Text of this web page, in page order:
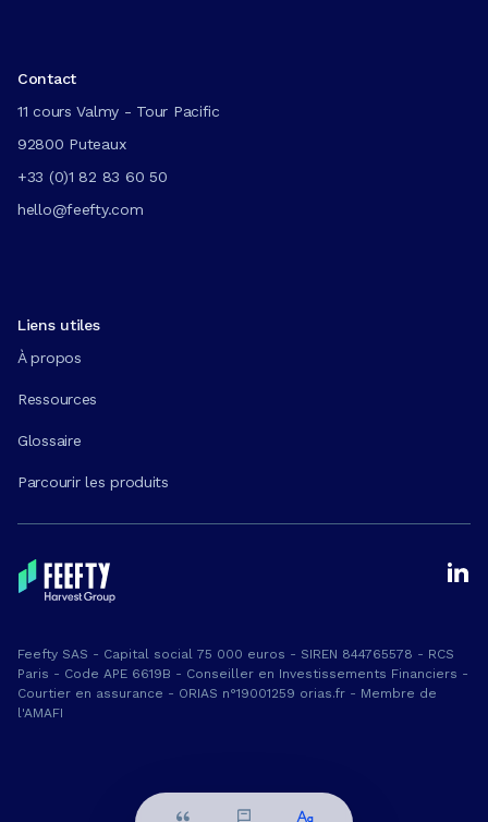
Contact
11 cours Valmy - Tour Pacific
92800 Puteaux
+33 (0)1 82 83 60 50
hello@feefty.com
Liens utiles
À propos
Ressources
Glossaire
Parcourir les produits
Feefty SAS - Capital social 75 000 euros - SIREN 844765578 - RCS
Paris - Code APE 6619B - Conseiller en Investissements Financiers -
Courtier en assurance - ORIAS n°19001259 orias.fr - Membre de
l'AMAFI